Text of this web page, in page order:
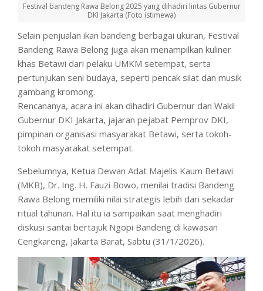
Festival bandeng Rawa Belong 2025 yang dihadiri lintas Gubernur
DKI Jakarta (Foto istimewa)
Selain penjualan ikan bandeng berbagai ukuran, Festival
Bandeng Rawa Belong juga akan menampilkan kuliner
khas Betawi dari pelaku UMKM setempat, serta
pertunjukan seni budaya, seperti pencak silat dan musik
gambang kromong.
Rencananya, acara ini akan dihadiri Gubernur dan Wakil
Gubernur DKI Jakarta, jajaran pejabat Pemprov DKI,
pimpinan organisasi masyarakat Betawi, serta tokoh-
tokoh masyarakat setempat.
Sebelumnya, Ketua Dewan Adat Majelis Kaum Betawi
(MKB), Dr. Ing. H. Fauzi Bowo, menilai tradisi Bandeng
Rawa Belong memiliki nilai strategis lebih dari sekadar
ritual tahunan. Hal itu ia sampaikan saat menghadiri
diskusi santai bertajuk Ngopi Bandeng di kawasan
Cengkareng, Jakarta Barat, Sabtu (31/1/2026).